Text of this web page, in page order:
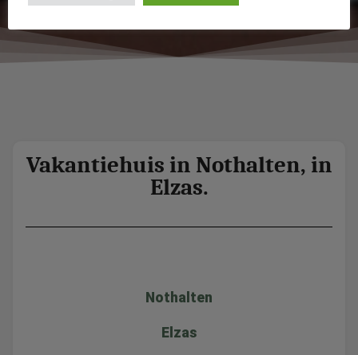
Vakantiehuis in Nothalten, in
Elzas.
Nothalten
Elzas